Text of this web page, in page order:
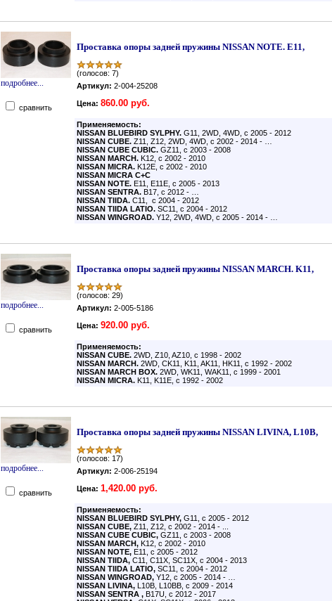
подробнее...
сравнить
Проставка опоры задней пружины NISSAN NOTE. E11,
(голосов: 7)
Артикул: 2-004-25208
Цена: 860.00 руб.
Применяемость:
NISSAN BLUEBIRD SYLPHY. G11, 2WD, 4WD, с 2005 - 2012
NISSAN CUBE. Z11, Z12, 2WD, 4WD, с 2002 - 2014 - …
NISSAN CUBE CUBIC. GZ11, с 2003 - 2008
NISSAN MARCH. K12, с 2002 - 2010
NISSAN MICRA. K12E, с 2002 - 2010
NISSAN MICRA C+C
NISSAN NOTE. E11, E11E, с 2005 - 2013
NISSAN SENTRA. B17, с 2012 - …
NISSAN TIIDA. C11, с 2004 - 2012
NISSAN TIIDA LATIO. SC11, с 2004 - 2012
NISSAN WINGROAD. Y12, 2WD, 4WD, с 2005 - 2014 - …
подробнее...
сравнить
Проставка опоры задней пружины NISSAN MARCH. K11,
(голосов: 29)
Артикул: 2-005-5186
Цена: 920.00 руб.
Применяемость:
NISSAN CUBE. 2WD, Z10, AZ10, с 1998 - 2002
NISSAN MARCH. 2WD, CK11, K11, AK11, HK11, с 1992 - 2002
NISSAN MARCH BOX. 2WD, WK11, WAK11, с 1999 - 2001
NISSAN MICRA. K11, K11E, с 1992 - 2002
подробнее...
сравнить
Проставка опоры задней пружины NISSAN LIVINA, L10B,
(голосов: 17)
Артикул: 2-006-25194
Цена: 1,420.00 руб.
Применяемость:
NISSAN BLUEBIRD SYLPHY, G11, с 2005 - 2012
NISSAN CUBE, Z11, Z12, с 2002 - 2014 - ...
NISSAN CUBE CUBIC, GZ11, с 2003 - 2008
NISSAN MARCH, K12, с 2002 - 2010
NISSAN NOTE, E11, с 2005 - 2012
NISSAN TIIDA, C11, C11X, SC11X, с 2004 - 2013
NISSAN TIIDA LATIO, SC11, с 2004 - 2012
NISSAN WINGROAD, Y12, с 2005 - 2014 - …
NISSAN LIVINA, L10B, L10BB, с 2009 - 2014
NISSAN SENTRA , B17U, с 2012 - 2017